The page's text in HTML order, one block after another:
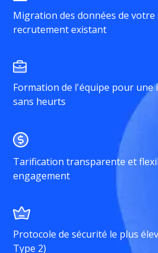
Migration des données de votre
recrutement existant
Formation de l'équipe pour
sans heurts
Tarification transparente et
engagement
Protocole de sécurité le plus
Type 2)